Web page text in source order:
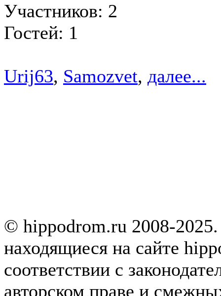
Участников: 2
Гостей: 1
Urij63, Samozvet, далее...
© hippodrom.ru 2008-
находящиеся на сайте
соответствии с
авторском праве и